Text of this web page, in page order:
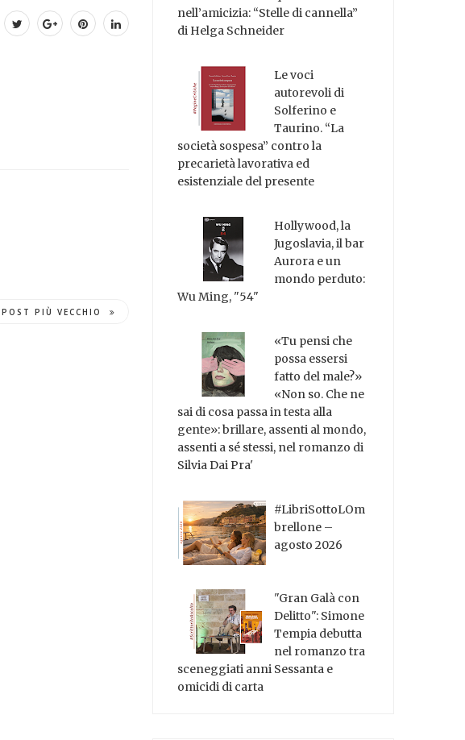
POST PIÙ VECCHIO
nell’amicizia: “Stelle di cannella”
di Helga Schneider
Le voci
autorevoli di
Solferino e
Taurino. “La
società sospesa” contro la
precarietà lavorativa ed
esistenziale del presente
Hollywood, la
Jugoslavia, il bar
Aurora e un
mondo perduto:
Wu Ming, "54"
«Tu pensi che
possa essersi
fatto del male?»
«Non so. Che ne
sai di cosa passa in testa alla
gente»: brillare, assenti al mondo,
assenti a sé stessi, nel romanzo di
Silvia Dai Pra'
#LibriSottoLOm
brellone –
agosto 2026
"Gran Galà con
Delitto": Simone
Tempia debutta
nel romanzo tra
sceneggiati anni Sessanta e
omicidi di carta